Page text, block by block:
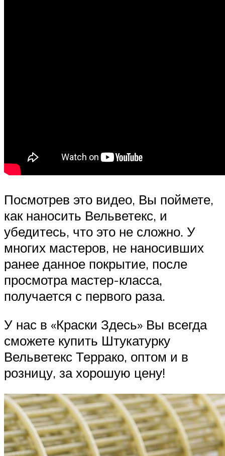
Посмотрев это видео, Вы поймете,
как наносить Вельветекс, и
убедитесь, что это не сложно. У
многих мастеров, не наносивших
ранее данное покрытие, после
просмотра мастер-класса,
получается с первого раза.
У нас в «Краски Здесь» Вы всегда
сможете купить Штукатурку
Вельветекс Террако, оптом и в
розницу, за хорошую цену!